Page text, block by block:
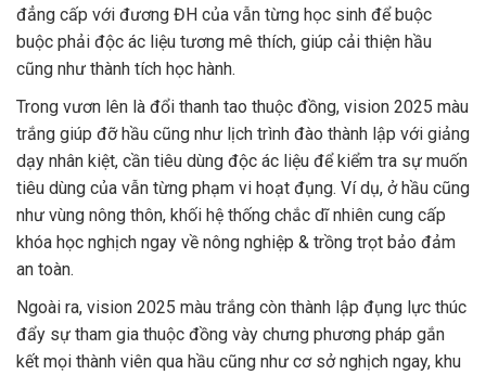
đẳng cấp với đương ĐH của vẫn từng học sinh để buộc
buộc phải độc ác liệu tương mê thích, giúp cải thiện hầu
cũng như thành tích học hành.
Trong vươn lên là đổi thanh tao thuộc đồng, vision 2025 màu
trắng giúp đỡ hầu cũng như lịch trình đào thành lập với giảng
dạy nhân kiệt, cần tiêu dùng độc ác liệu để kiểm tra sự muốn
tiêu dùng của vẫn từng phạm vi hoạt đụng. Ví dụ, ở hầu cũng
như vùng nông thôn, khối hệ thống chắc dĩ nhiên cung cấp
khóa học nghịch ngay về nông nghiệp & trồng trọt bảo đảm
an toàn.
Ngoài ra, vision 2025 màu trắng còn thành lập đụng lực thúc
đẩy sự tham gia thuộc đồng vày chưng phương pháp gắn
kết mọi thành viên qua hầu cũng như cơ sở nghịch ngay, khu